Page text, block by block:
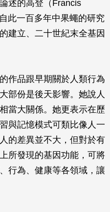
述的高登（Francis
此一百多年中果蠅的研究
建立、二十世紀末全基因
作品跟早期關於人類行為
部份是後天影響。她說人
當大關係。她更表示在歷
與記憶模式可類比像人一
的差異並不大，但對於有
所發現的基因功能，可將
行為、健康等各領域，讓